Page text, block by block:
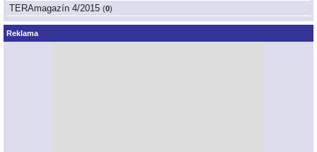
TERAmagazín 4/2015 (0)
Reklama